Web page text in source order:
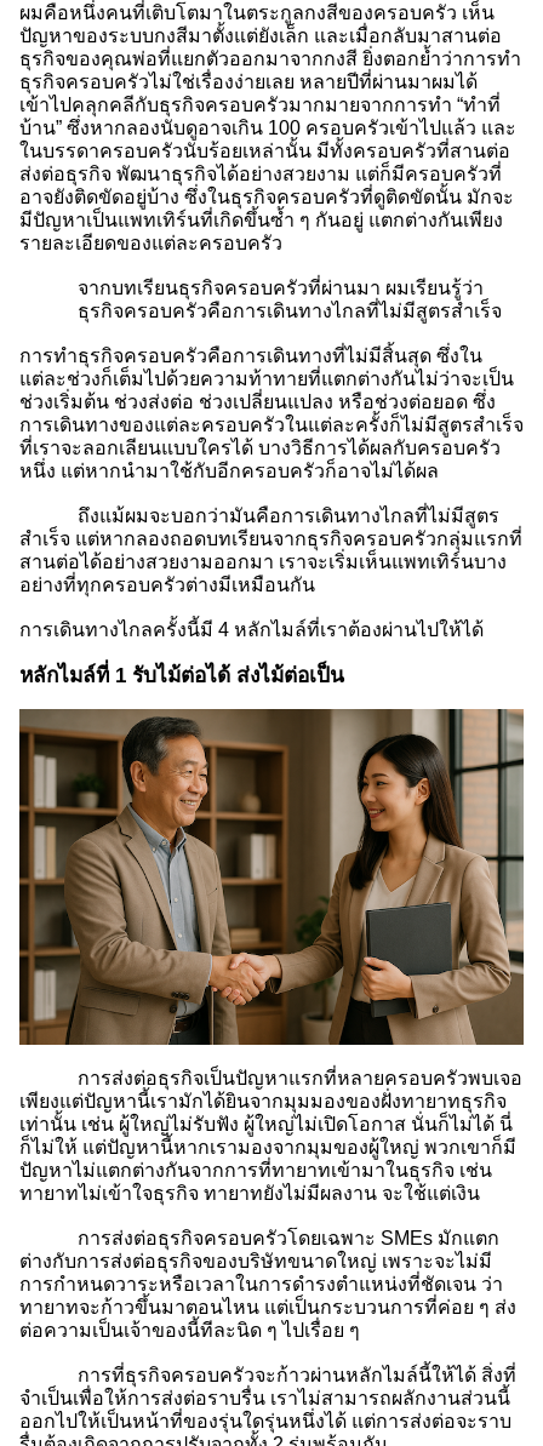
ผมคือหนึ่งคนที่เติบโตมาในตระกูลกงสีของครอบครัว เห็น
ปัญหาของระบบกงสีมาตั้งแต่ยังเล็ก และเมื่อกลับมาสานต่อ
ธุรกิจของคุณพ่อที่แยกตัวออกมาจากกงสี ยิ่งตอกย้ำว่าการทำ
ธุรกิจครอบครัวไม่ใช่เรื่องง่ายเลย หลายปีที่ผ่านมาผมได้
เข้าไปคลุกคลีกับธุรกิจครอบครัวมากมายจากการทำ “ทำที่
บ้าน” ซึ่งหากลองนับดูอาจเกิน 100 ครอบครัวเข้าไปแล้ว และ
ในบรรดาครอบครัวนับร้อยเหล่านั้น มีทั้งครอบครัวที่สานต่อ
ส่งต่อธุรกิจ พัฒนาธุรกิจได้อย่างสวยงาม แต่ก็มีครอบครัวที่
อาจยังติดขัดอยู่บ้าง ซึ่งในธุรกิจครอบครัวที่ดูติดขัดนั้น มักจะ
มีปัญหาเป็นแพทเทิร์นที่เกิดขึ้นซ้ำ ๆ กันอยู่ แตกต่างกันเพียง
รายละเอียดของแต่ละครอบครัว
จากบทเรียนธุรกิจครอบครัวที่ผ่านมา ผมเรียนรู้ว่า
ธุรกิจครอบครัวคือการเดินทางไกลที่ไม่มีสูตรสำเร็จ
การทำธุรกิจครอบครัวคือการเดินทางที่ไม่มีสิ้นสุด ซึ่งใน
แต่ละช่วงก็เต็มไปด้วยความท้าทายที่แตกต่างกันไม่ว่าจะเป็น
ช่วงเริ่มต้น ช่วงส่งต่อ ช่วงเปลี่ยนแปลง หรือช่วงต่อยอด ซึ่ง
การเดินทางของแต่ละครอบครัวในแต่ละครั้งก็ไม่มีสูตรสำเร็จ
ที่เราจะลอกเลียนแบบใครได้ บางวิธีการได้ผลกับครอบครัว
หนึ่ง แต่หากนำมาใช้กับอีกครอบครัวก็อาจไม่ได้ผล
ถึงแม้ผมจะบอกว่ามันคือการเดินทางไกลที่ไม่มีสูตร
สำเร็จ แต่หากลองถอดบทเรียนจากธุรกิจครอบครัวกลุ่มแรกที่
สานต่อได้อย่างสวยงามออกมา เราจะเริ่มเห็นแพทเทิร์นบาง
อย่างที่ทุกครอบครัวต่างมีเหมือนกัน
การเดินทางไกลครั้งนี้มี 4 หลักไมล์ที่เราต้องผ่านไปให้ได้
หลักไมล์ที่ 1 รับไม้ต่อได้ ส่งไม้ต่อเป็น
การส่งต่อธุรกิจเป็นปัญหาแรกที่หลายครอบครัวพบเจอ
เพียงแต่ปัญหานี้เรามักได้ยินจากมุมมองของฝั่งทายาทธุรกิจ
เท่านั้น เช่น ผู้ใหญ่ไม่รับฟัง ผู้ใหญ่ไม่เปิดโอกาส นั่นก็ไม่ได้ นี่
ก็ไม่ให้ แต่ปัญหานี้หากเรามองจากมุมของผู้ใหญ่ พวกเขาก็มี
ปัญหาไม่แตกต่างกันจากการที่ทายาทเข้ามาในธุรกิจ เช่น
ทายาทไม่เข้าใจธุรกิจ ทายาทยังไม่มีผลงาน จะใช้แต่เงิน
การส่งต่อธุรกิจครอบครัวโดยเฉพาะ SMEs มักแตก
ต่างกับการส่งต่อธุรกิจของบริษัทขนาดใหญ่ เพราะจะไม่มี
การกำหนดวาระหรือเวลาในการดำรงตำแหน่งที่ชัดเจน ว่า
ทายาทจะก้าวขึ้นมาตอนไหน แต่เป็นกระบวนการที่ค่อย ๆ ส่ง
ต่อความเป็นเจ้าของนี้ทีละนิด ๆ ไปเรื่อย ๆ
การที่ธุรกิจครอบครัวจะก้าวผ่านหลักไมล์นี้ให้ได้ สิ่งที่
จำเป็นเพื่อให้การส่งต่อราบรื่น เราไม่สามารถผลักงานส่วนนี้
ออกไปให้เป็นหน้าที่ของรุ่นใดรุ่นหนึ่งได้ แต่การส่งต่อจะราบ